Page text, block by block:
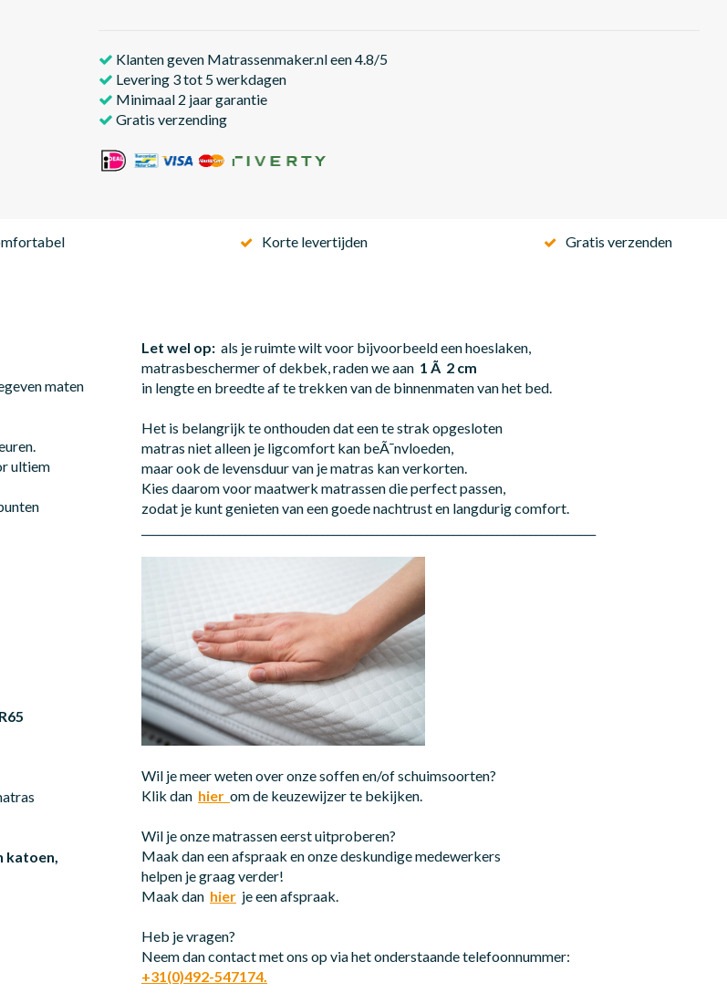
Klanten geven Matrassenmaker.nl een 4.8/5
Levering 3 tot 5 werkdagen
Minimaal 2 jaar garantie
Gratis verzending
Korte levertijden Gratis verzenden
maten
ultiem
katoen,
Let wel op: als je ruimte wilt voor bijvoorbeeld een hoeslaken,
matrasbeschermer of dekbek, raden we aan 1 Ã 2 cm
in lengte en breedte af te trekken van de binnenmaten van het bed.
Het is belangrijk te onthouden dat een te strak opgesloten
matras niet alleen je ligcomfort kan beÃ¯nvloeden,
maar ook de levensduur van je matras kan verkorten.
Kies daarom voor maatwerk matrassen die perfect passen,
zodat je kunt genieten van een goede nachtrust en langdurig comfort.
Wil je meer weten over onze soffen en/of schuimsoorten?
Klik dan hier om de keuzewijzer te bekijken.
Wil je onze matrassen eerst uitproberen?
Maak dan een afspraak en onze deskundige medewerkers
helpen je graag verder!
Maak dan hier je een afspraak.
Heb je vragen?
Neem dan contact met ons op via het onderstaande telefoonnummer:
+31(0)492-547174.